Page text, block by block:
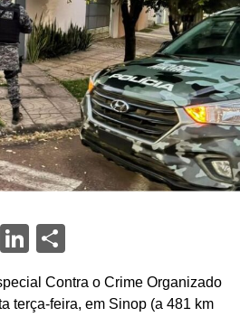
LinkedIn
Share
Contra o Crime Organizado
terça-feira, em Sinop (a 481 km